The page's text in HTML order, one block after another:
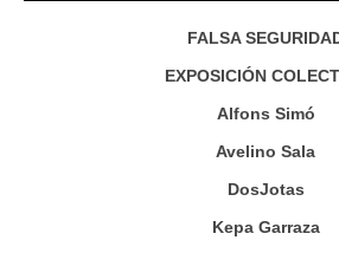
FALSA
EXPOSICIÓN
Alfons Simó
Avelino Sala
DosJotas
Kepa Garraza